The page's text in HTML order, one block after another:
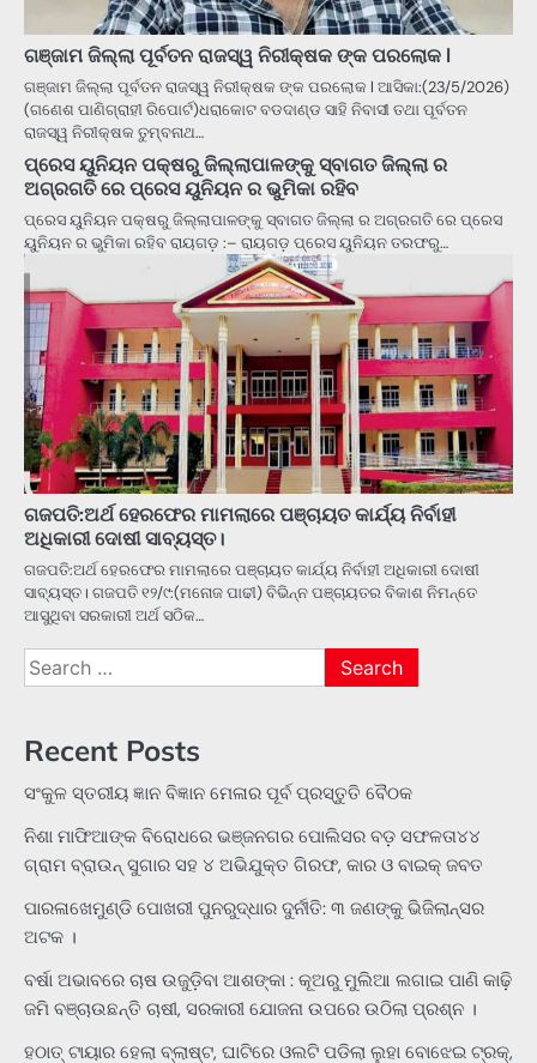
ଗଞ୍ଜାମ ଜିଲ୍ଲା ପୂର୍ବତନ ରାଜସ୍ୱ ନିରୀକ୍ଷକ ଙ୍କ ପରଲୋକ l
ଗଞ୍ଜାମ ଜିଲ୍ଲା ପୂର୍ବତନ ରାଜସ୍ୱ ନିରୀକ୍ଷକ ଙ୍କ ପରଲୋକ l ଆସିକା:(23/5/2026)
(ଗଣେଶ ପାଣିଗ୍ରାହୀ ରିପୋର୍ଟ)ଧରାକୋଟ ବଡଦାଣ୍ଡ ସାହି ନିବାସୀ ତଥା ପୂର୍ବତନ
ରାଜସ୍ୱ ନିରୀକ୍ଷକ ତୁମ୍ବନାଥ…
ପ୍ରେସ ୟୁନିୟନ ପକ୍ଷରୁ ଜିଲ୍ଲାପାଳଙ୍କୁ ସ୍ବାଗତ ଜିଲ୍ଲା ର
ଅଗ୍ରଗତି ରେ ପ୍ରେସ ୟୁନିୟନ ର ଭୁମିକା ରହିବ
ପ୍ରେସ ୟୁନିୟନ ପକ୍ଷରୁ ଜିଲ୍ଲାପାଳଙ୍କୁ ସ୍ବାଗତ ଜିଲ୍ଲା ର ଅଗ୍ରଗତି ରେ ପ୍ରେସ
ୟୁନିୟନ ର ଭୁମିକା ରହିବ ରାୟଗଡ଼ :– ରାୟଗଡ଼ ପ୍ରେସ ୟୁନିୟନ ତରଫରୁ…
ଗଜପତି:ଅର୍ଥ ହେରଫେର ମାମଲାରେ ପଞ୍ଚାୟତ କାର୍ଯ୍ୟ ନିର୍ବାହୀ
ଅଧିକାରୀ ଦୋଷୀ ସାବ୍ୟସ୍ତ।
ଗଜପତି:ଅର୍ଥ ହେରଫେର ମାମଲାରେ ପଞ୍ଚାୟତ କାର୍ଯ୍ୟ ନିର୍ବାହୀ ଅଧିକାରୀ ଦୋଷୀ
ସାବ୍ୟସ୍ତ। ଗଜପତି ୧୨/୯:(ମନୋଜ ପାଢୀ) ବିଭିନ୍ନ ପଞ୍ଚାୟତର ବିକାଶ ନିମନ୍ତେ
ଆସୁଥିବା ସରକାରୀ ଅର୍ଥ ସଠିକ…
Search
for:
Recent Posts
ସଂକୁଳ ସ୍ତରୀୟ ଜ୍ଞାନ ବିଜ୍ଞାନ ମେଳାର ପୂର୍ବ ପ୍ରସ୍ତୁତି ବୈଠକ
ନିଶା ମାଫିଆଙ୍କ ବିରୋଧରେ ଭଞ୍ଜନଗର ପୋଲିସର ବଡ଼ ସଫଳତା୪୪
ଗ୍ରାମ ବ୍ରାଉନ୍ ସୁଗାର ସହ ୪ ଅଭିଯୁକ୍ତ ଗିରଫ, କାର ଓ ବାଇକ୍ ଜବତ
ପାରଳାଖେମୁଣ୍ଡି ପୋଖରୀ ପୁନରୁଦ୍ଧାର ଦୁର୍ନୀତି: ୩ ଜଣଙ୍କୁ ଭିଜିଲାନ୍ସର
ଅଟକ ।
ବର୍ଷା ଅଭାବରେ ଚାଷ ଉଜୁଡ଼ିବା ଆଶଙ୍କା : କୂଅରୁ ମୁଲିଆ ଲଗାଇ ପାଣି କାଢ଼ି
ଜମି ବଞ୍ଚାଉଛନ୍ତି ଚାଷୀ, ସରକାରୀ ଯୋଜନା ଉପରେ ଉଠିଲା ପ୍ରଶ୍ନ ।
ହଠାତ୍‌ ଟାୟାର ହେଲା ବ୍ଲାଷ୍ଟ, ଘାଟିରେ ଓଲଟି ପଡିଲା ଲୁହା ବୋଝେଇ ଟ୍ରକ୍‌,